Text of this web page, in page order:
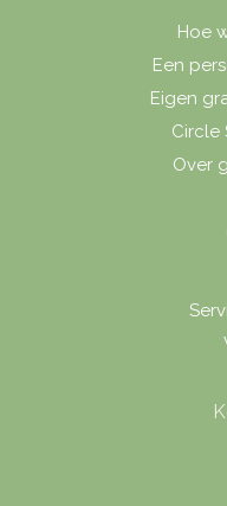
Hoe
Een
Eigen
Circle
Over